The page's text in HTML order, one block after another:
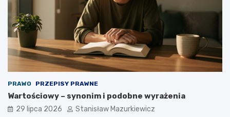
PRAWO PRZEPISY PRAWNE
Wartościowy – synonim i podobne wyrażenia
29 lipca 2026 Stanisław Mazurkiewicz